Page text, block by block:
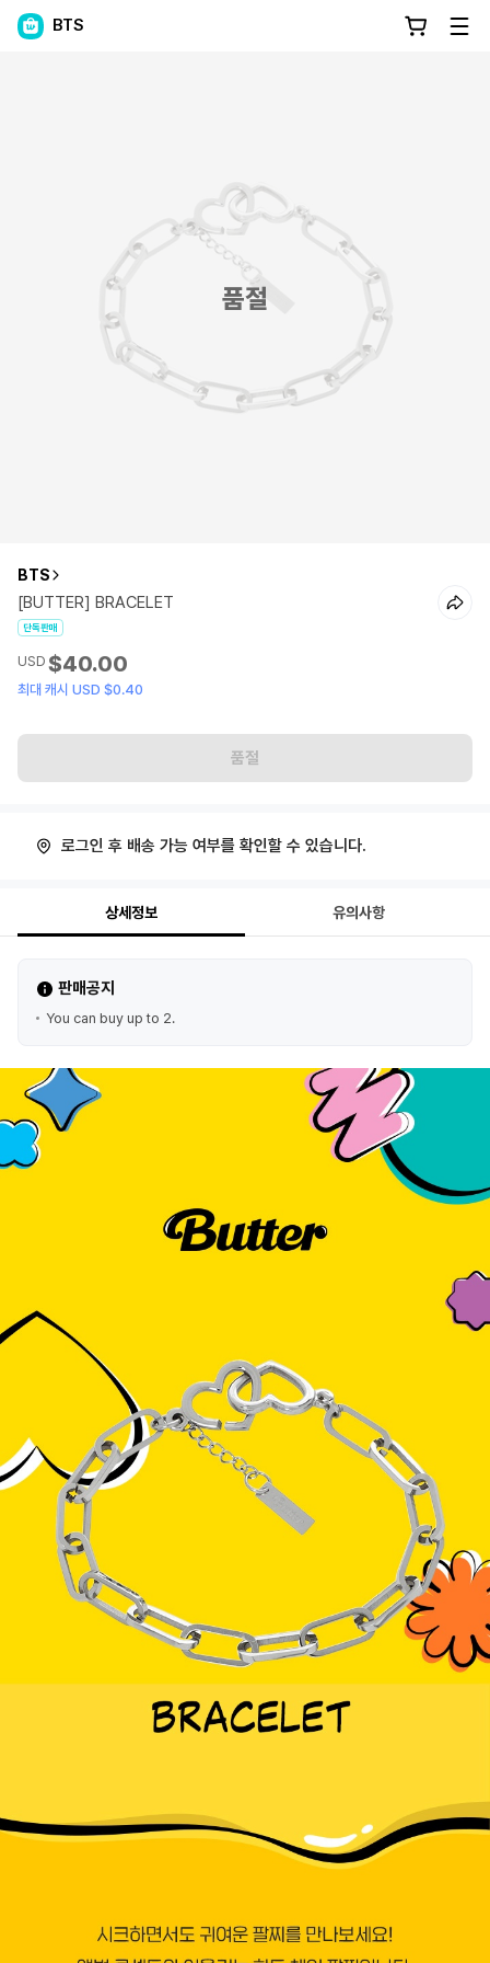
BTS
품절
BTS
[BUTTER] BRACELET
단독판매
USD $40.00
최대 캐시 USD $0.40
품절
로그인 후 배송 가능 여부를 확인할 수 있습니다.
상세정보 유의사항
판매공지
You can buy up to 2.